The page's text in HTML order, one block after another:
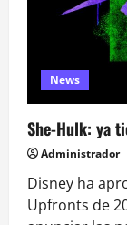
News
She-Hulk: ya
Administrador
Disney ha
Upfronts de